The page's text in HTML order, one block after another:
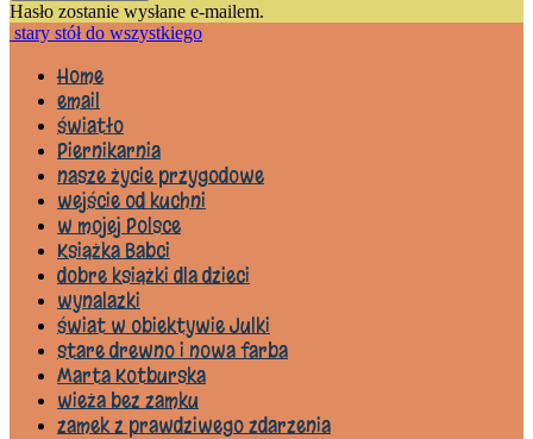
Hasło zostanie wysłane e-mailem.
stary stół do wszystkiego
Home
email
światło
Piernikarnia
nasze życie przygodowe
wejście od kuchni
w mojej Polsce
Książka Babci
dobre książki dla dzieci
wynalazki
świat w obiektywie Julki
stare drewno i nowa farba
Marta Kotburska
wieża bez zamku
zamek z prawdziwego zdarzenia